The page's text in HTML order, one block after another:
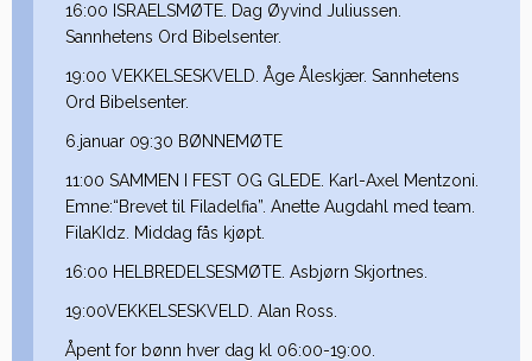
16:00 ISRAELSMØTE. Dag Øyvind Juliussen.
Sannhetens Ord Bibelsenter.
19:00 VEKKELSESKVELD. Åge Åleskjær. Sannhetens
Ord Bibelsenter.
6.januar 09:30 BØNNEMØTE
11:00 SAMMEN I FEST OG GLEDE. Karl-Axel Mentzoni.
Emne:“Brevet til Filadelfia”. Anette Augdahl med team.
FilaKIdz. Middag fås kjøpt.
16:00 HELBREDELSESMØTE. Asbjørn Skjortnes.
19:00VEKKELSESKVELD. Alan Ross.
Åpent for bønn hver dag kl 06:00-19:00.